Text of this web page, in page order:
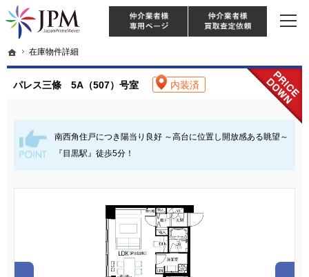
ホーム
在庫物件詳細
東京・神奈川・埼玉・千葉のリノベーション住宅や中古マンションを手がける会
【物件買取強化中！】リノベーション住宅・不動産・中古マンションならJPM
パレス三條 5A（507）号室 内装済
南西角住戸につき陽当り良好 ～高台に位置し開放感ある眺望～
『目黒駅』徒歩5分！
ホーム
在庫物件詳細